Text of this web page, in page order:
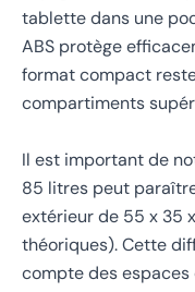
tablette dans une
ABS protège
format compact
compartiments
Il est important de
85 litres peut
extérieur de 55 x 35
théoriques). Cette
compte des